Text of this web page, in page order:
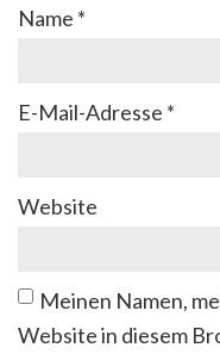
Name *
E-Mail-Adresse *
Website
Meinen Namen,
Website in diesem